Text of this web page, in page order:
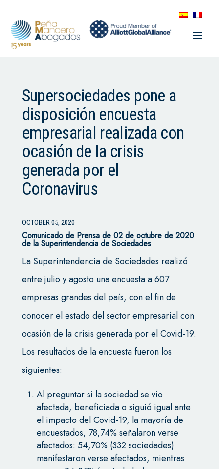
Supersociedades pone a
disposición encuesta
empresarial realizada con
ocasión de la crisis
generada por el
Coronavirus
OCTOBER 05, 2020
Comunicado de Prensa de 02 de octubre de 2020
de la Superintendencia de Sociedades
La Superintendencia de Sociedades realizó
entre julio y agosto una encuesta a 607
empresas grandes del país, con el fin de
conocer el estado del sector empresarial con
ocasión de la crisis generada por el Covid-19.
Los resultados de la encuesta fueron los
siguientes:
Al preguntar si la sociedad se vio
afectada, beneficiada o siguió igual ante
el impacto del Covid-19, la mayoría de
encuestados, 78,74% señalaron verse
afectados: 54,70% (332 sociedades)
manifestaron verse afectados, mientras